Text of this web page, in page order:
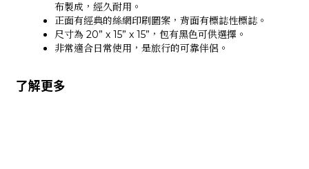
布製成，經久耐用。
正面有經典的絲網印刷圖案，背面有標誌性標誌。
尺寸為 20” x 15” x 15”，包有黑色可供選擇。
非常適合日常使用，是旅行的可靠伴侶。
了解更多